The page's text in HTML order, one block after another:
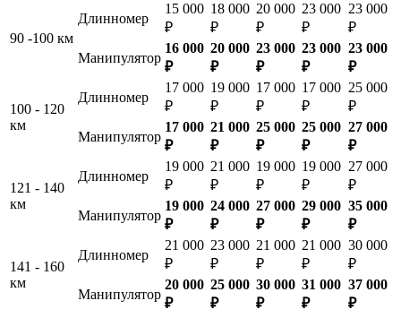
90 -100 км
Длинномер
15 000
₽
18 000
₽
20 000
₽
23 000
₽
23 000
₽
Манипулятор
16 000
₽
20 000
₽
23 000
₽
23 000
₽
23 000
₽
100 - 120
км
Длинномер
17 000
₽
19 000
₽
17 000
₽
17 000
₽
25 000
₽
Манипулятор
17 000
₽
21 000
₽
25 000
₽
25 000
₽
27 000
₽
121 - 140
км
Длинномер
19 000
₽
21 000
₽
19 000
₽
19 000
₽
27 000
₽
Манипулятор
19 000
₽
24 000
₽
27 000
₽
29 000
₽
35 000
₽
141 - 160
км
Длинномер
21 000
₽
23 000
₽
21 000
₽
21 000
₽
30 000
₽
Манипулятор
20 000
₽
25 000
₽
30 000
₽
31 000
₽
37 000
₽